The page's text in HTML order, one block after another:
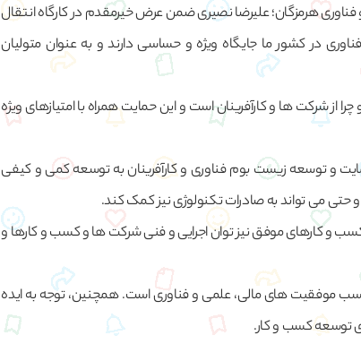
فناوری هرمزگان؛ علیرضا نصیری ضمن عرض خیرمقدم در کارگاه انتقال
در کشور ما جایگاه ویژه و حساسی دارند و به عنوان متولیان
از شرکت ها و کارآفرینان است و این حمایت همراه با امتیازهای ویژه
و توسعه زیست بوم فناوری و کارآفرینان به توسعه کمی و کیفی
می تواند به صادرات تکنولوژی نیز کمک کند.
و کارهای موفق نیز توان اجرایی و فنی شرکت ها و کسب و کارها و
موفقیت های مالی، علمی و فناوری است. همچنین، توجه به ایده
توسعه کسب و کار.